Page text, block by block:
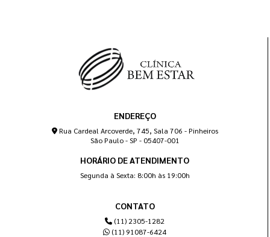
ENDEREÇO
Rua Cardeal Arcoverde, 745, Sala 706 - Pinheiros
São Paulo - SP - 05407-001
HORÁRIO DE ATENDIMENTO
Segunda à Sexta: 8:00h às 19:00h
CONTATO
(11) 2305-1282
(11) 91087-6424